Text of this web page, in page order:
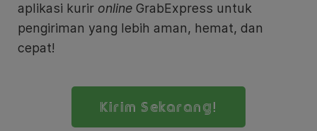
aplikasi kurir online GrabExpress untuk
pengiriman yang lebih aman, hemat, dan
cepat!
Kirim Sekarang!